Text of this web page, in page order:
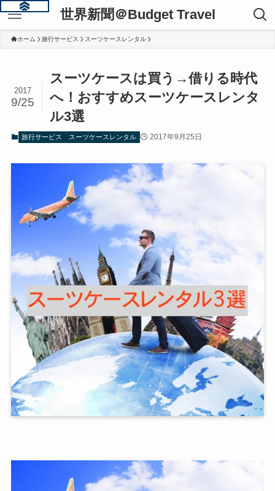
世界新聞＠Budget Travel
ホーム 旅行サービス スーツケースレンタル
スーツケースは買う→借りる時代
へ！おすすめスーツケースレンタ
ル3選
2017
9/25
旅行サービス スーツケースレンタル 2017年9月25日